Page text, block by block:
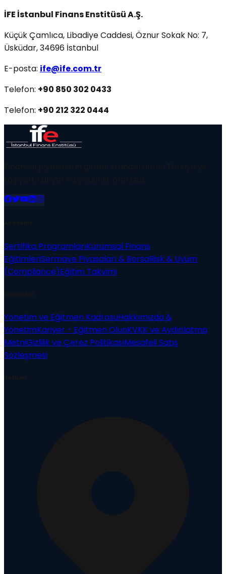
İFE İstanbul Finans Enstitüsü A.Ş.
Küçük Çamlıca, Libadiye Caddesi, Öznur Sokak No: 7,
Üsküdar, 34696 İstanbul
E-posta: ife@ife.com.tr
Telefon: +90 850 302 0433
Telefon: +90 212 322 0444
Sertifika ProgramlarıKurumsal Finans
EğitimleriSermaye Piyasaları & BorsaRisk & Uyum
(Compliance)Eğitim Takvimi
Yönetim ve Eğitmen KadrosuHakkımızda &
YönetimKariyer - Eğitmen OlunKVKK ve Aydınlatma
MetniGizlilik ve Çerez PolitikasıMesafeli Satış
Sözleşmesi